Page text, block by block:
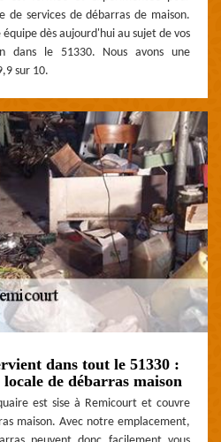
de services de débarras de maison.
dès aujourd'hui au sujet de vos
dans le 51330. Nous avons une
sur 10.
dans tout le 51330 :
de débarras maison
est sise à Remicourt et couvre
maison. Avec notre emplacement,